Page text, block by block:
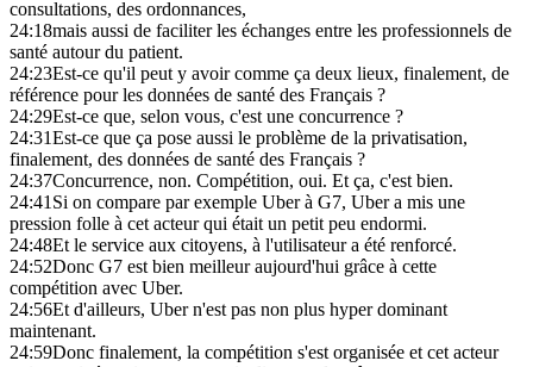
consultations, des ordonnances,
24:18mais aussi de faciliter les échanges entre les professionnels de
santé autour du patient.
24:23Est-ce qu'il peut y avoir comme ça deux lieux, finalement, de
référence pour les données de santé des Français ?
24:29Est-ce que, selon vous, c'est une concurrence ?
24:31Est-ce que ça pose aussi le problème de la privatisation,
finalement, des données de santé des Français ?
24:37Concurrence, non. Compétition, oui. Et ça, c'est bien.
24:41Si on compare par exemple Uber à G7, Uber a mis une
pression folle à cet acteur qui était un petit peu endormi.
24:48Et le service aux citoyens, à l'utilisateur a été renforcé.
24:52Donc G7 est bien meilleur aujourd'hui grâce à cette
compétition avec Uber.
24:56Et d'ailleurs, Uber n'est pas non plus hyper dominant
maintenant.
24:59Donc finalement, la compétition s'est organisée et cet acteur